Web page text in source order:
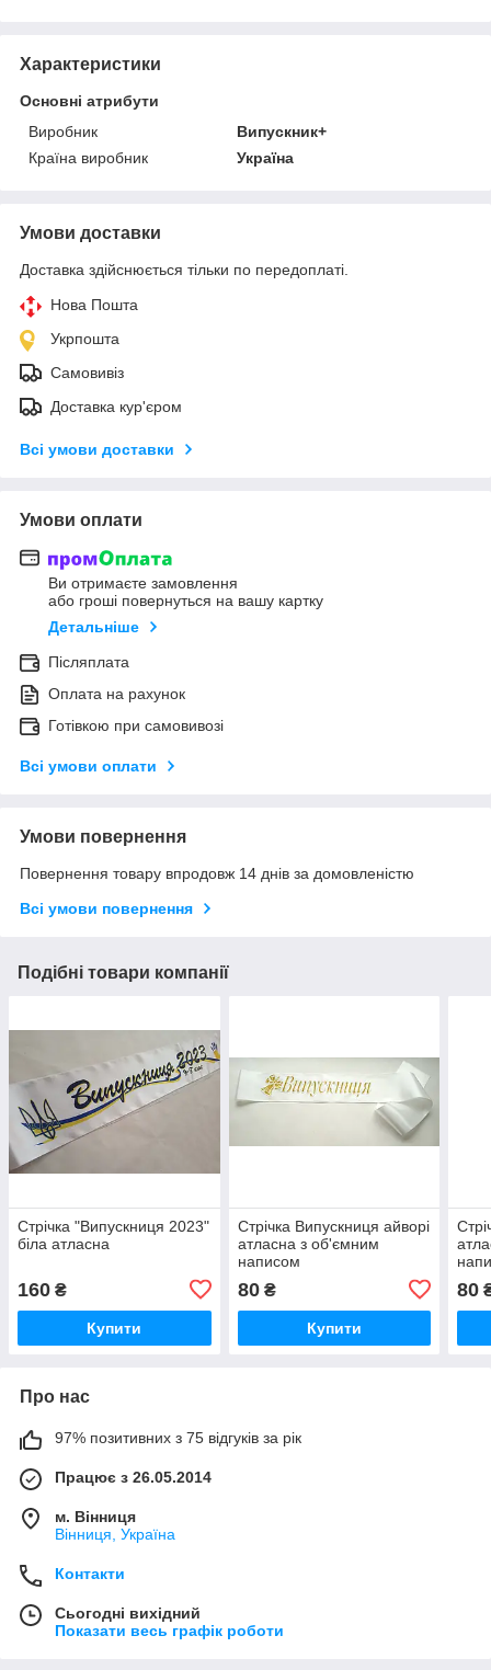
Характеристики
Основні атрибути
Виробник
Випускник+
Країна виробник
Україна
Умови доставки
Доставка здійснюється тільки по передоплаті.
Нова Пошта
Укрпошта
Самовивіз
Доставка кур'єром
Всі умови доставки
Умови оплати
Ви отримаєте замовлення
або гроші повернуться на вашу картку
Детальніше
Післяплата
Оплата на рахунок
Готівкою при самовивозі
Всі умови оплати
Умови повернення
Повернення товару впродовж 14 днів за домовленістю
Всі умови повернення
Подібні товари компанії
Стрічка "Випускниця 2023"
біла атласна
160 ₴
Купити
Стрічка Випускниця айворі
атласна з об'ємним
написом
80₴
Купити
80
Про нас
97% позитивних з 75 відгуків за рік
Працює з 26.05.2014
м. Вінниця
Вінниця, Україна
Контакти
Сьогодні вихідний
Показати весь графік роботи